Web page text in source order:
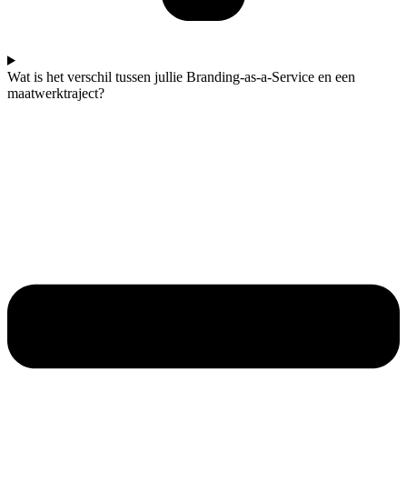
Wat is het verschil tussen jullie Branding-as-a-Service en een
maatwerktraject?